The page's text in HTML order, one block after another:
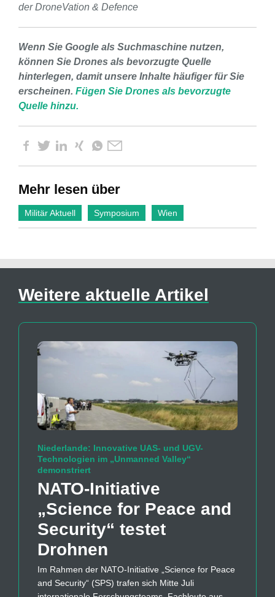
der DroneVation & Defence
Wenn Sie Google als Suchmaschine nutzen,
können Sie Drones als bevorzugte Quelle
hinterlegen, damit unsere Inhalte häufiger für Sie
erscheinen. Fügen Sie Drones als bevorzugte
Quelle hinzu.
Mehr lesen über
Militär Aktuell Symposium Wien
Weitere aktuelle Artikel
Niederlande: Innovative UAS- und UGV-
Technologien im „Unmanned Valley“
demonstriert
NATO-Initiative
„Science for Peace and
Security“ testet
Drohnen
Im Rahmen der NATO-Initiative „Science for Peace
and Security“ (SPS) trafen sich Mitte Juli